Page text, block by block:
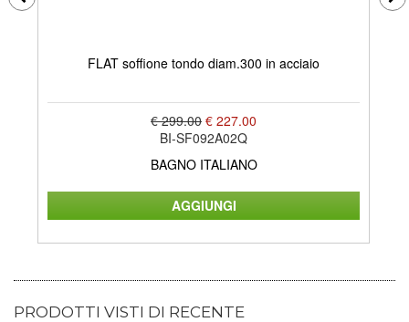
FLAT soffione tondo diam.300 in acciaio
€ 299.00 € 227.00
BI-SF092A02Q
BAGNO ITALIANO
PRODOTTI VISTI DI RECENTE